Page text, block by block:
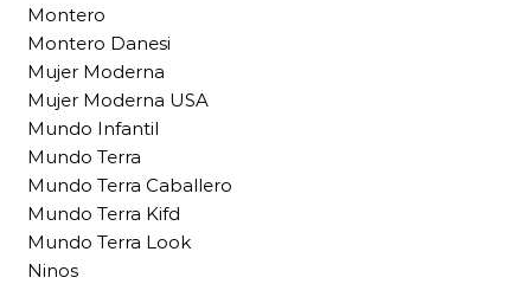
Montero
Montero Danesi
Mujer Moderna
Mujer Moderna USA
Mundo Infantil
Mundo Terra
Mundo Terra Caballero
Mundo Terra Kifd
Mundo Terra Look
Ninos